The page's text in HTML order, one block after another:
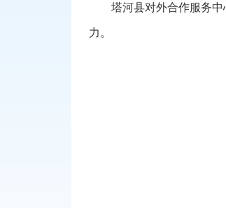
塔河县对外合作服务
力。